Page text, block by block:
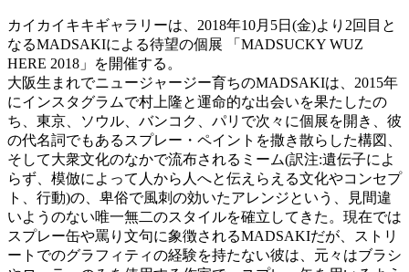
カイカイキキギャラリーは、2018年10月5日(金)より2回目と
なるMADSAKIによる待望の個展 「MADSUCKY WUZ
HERE 2018」を開催する。
大阪生まれでニュージャージー育ちのMADSAKIは、2015年
にインスタグラムで村上隆と運命的な出会いを果たしたの
ち、東京、ソウル、バンコク、パリで次々に個展を開き、彼
の代名詞でもあるスプレー・ペイントを撒き散らした構図、
そして大衆文化のなかで流布されるミーム(訳注:遺伝子によ
らず、模倣によって人から人へと伝えらえる文化やコンセプ
ト、行動)の、卑俗で風刺の効いたアレンジという、見間違
いようのない唯一無二のスタイルを確立してきた。現在では
スプレー缶や罵り文句に象徴されるMADSAKIだが、ストリ
ートでのグラフィティの経験を持たない彼は、元々はブラシ